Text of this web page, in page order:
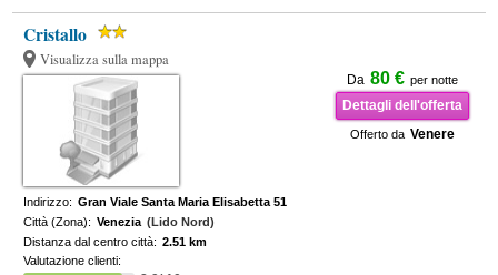
Cristallo
Visualizza sulla mappa
Da 80 € per notte
Dettagli dell'offerta
Offerto da Venere
Indirizzo: Gran Viale Santa Maria Elisabetta 51
Città (Zona): Venezia (Lido Nord)
Distanza dal centro città: 2.51 km
Valutazione clienti: